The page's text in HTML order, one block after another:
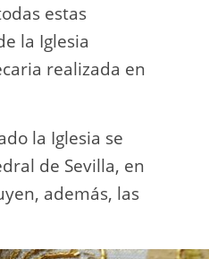
estas
la Iglesia
realizada en
la Iglesia se
de Sevilla, en
además, las